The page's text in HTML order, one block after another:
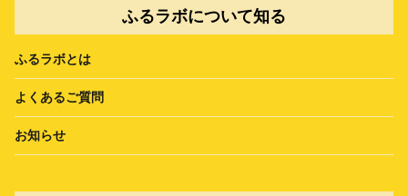
ふるラボについて知る
ふるラボとは
よくあるご質問
お知らせ